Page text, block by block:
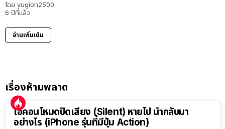
โดย yugioh2500
6 ปีที่แล้ว
อ่านเพิ่มเติม
เรื่องห้ามพลาด
ไอคอนโหมดปิดเสียง (Silent) หายไป นำกลับมา
อย่างไร (iPhone รุ่นที่มีปุ่ม Action)